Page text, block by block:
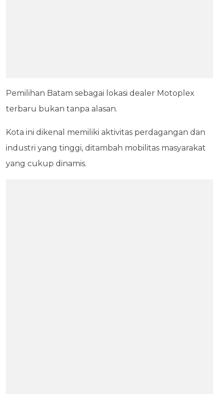
Pemilihan Batam sebagai lokasi dealer Motoplex
terbaru bukan tanpa alasan.
Kota ini dikenal memiliki aktivitas perdagangan dan
industri yang tinggi, ditambah mobilitas masyarakat
yang cukup dinamis.